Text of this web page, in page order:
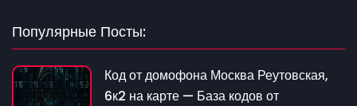
Популярные Посты:
Код от домофона Москва Реутовская,
6к2 на карте — База кодов от